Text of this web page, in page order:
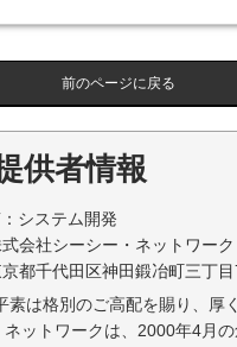
前のページに戻る
供者情報
：システム開発
会社シーシー・ネットワーク
京都千代田区神田鍛冶町三
素は格別のご高配を賜り、厚
ネットワークは、2000年4月